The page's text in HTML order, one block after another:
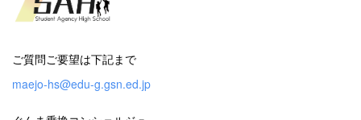
ご質問ご要望は下記まで
maejo-hs@edu-g.gsn.ed.jp